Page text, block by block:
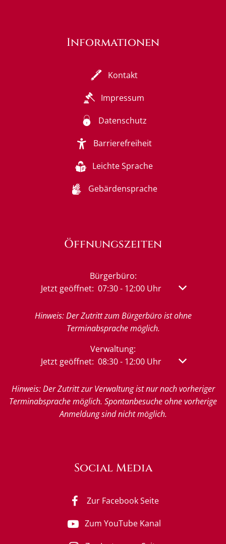
Informationen
Kontakt
Impressum
Datenschutz
Barrierefreiheit
Leichte Sprache
Gebärdensprache
Öffnungszeiten
Bürgerbüro:
Klicken, um weitere Öffnungs- oder
Jetzt geöffnet: 07:30- 12:00Uhr Von 07:30
Hinweis: Der Zutritt zum Bürgerbüro ist ohne
Terminabsprache möglich.
Verwaltung:
Klicken, um weitere Öffnungs- oder
Jetzt geöffnet: 08:30- 12:00Uhr Von 08:30
Hinweis: Der Zutritt zur Verwaltung ist nur nach vorheriger
Terminabsprache möglich. Spontanbesuche ohne vorherige
Anmeldung sind nicht möglich.
Social Media
Zur Facebook Seite
Zum YouTube Kanal